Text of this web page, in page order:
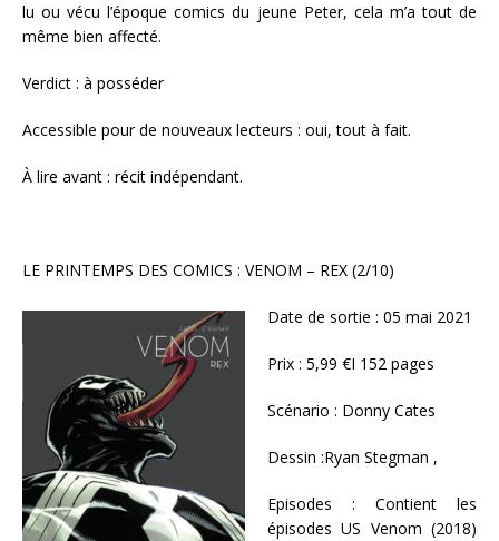
lu ou vécu l’époque comics du jeune Peter, cela m’a tout de
même bien affecté.
Verdict : à posséder
Accessible pour de nouveaux lecteurs : oui, tout à fait.
À lire avant : récit indépendant.
LE PRINTEMPS DES COMICS : VENOM – REX (2/10)
Date de sortie : 05 mai 2021
Prix : 5,99 €I 152 pages
Scénario : Donny Cates
Dessin :Ryan Stegman ,
Episodes : Contient les
épisodes US Venom (2018)